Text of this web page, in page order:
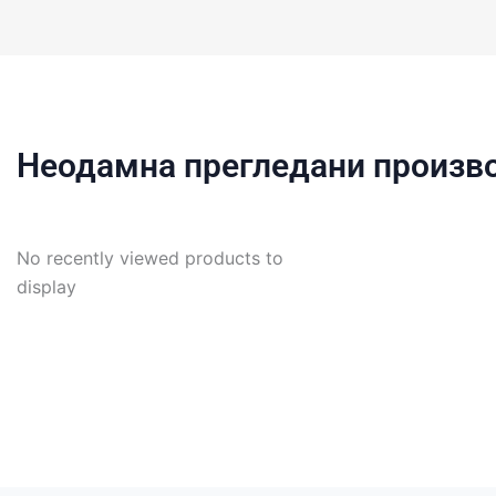
Неодамна прегледани
No recently viewed products to
display